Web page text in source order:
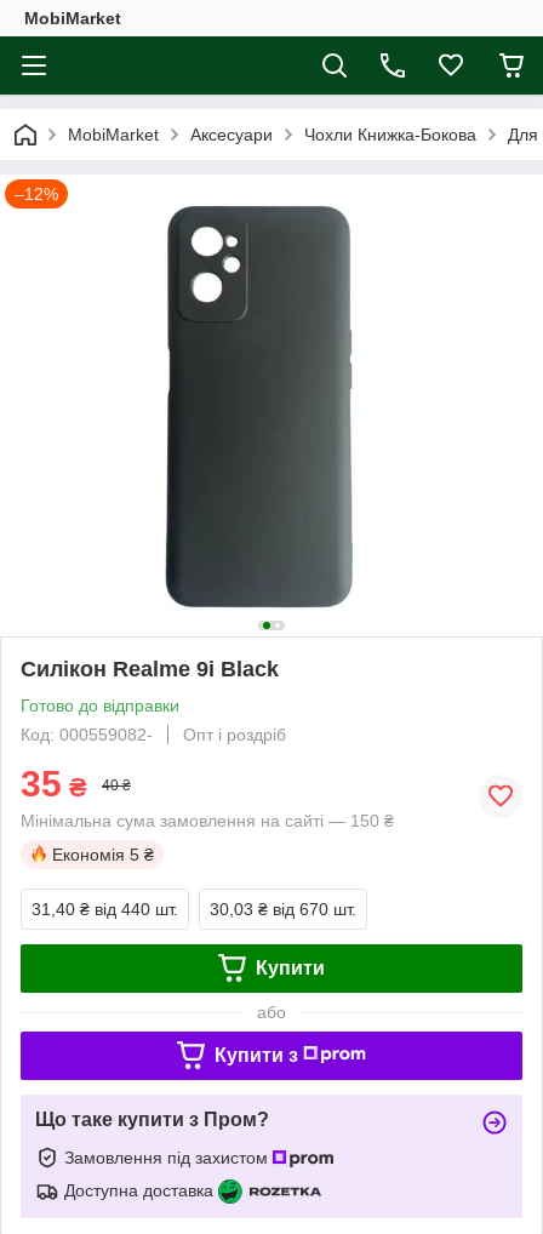
MobiMarket
MobiMarket Аксесуари Чохли Книжка-Бокова Для
–12%
Силікон Realme 9i Black
Готово до відправки
Код: 000559082-
Опт і роздріб
35 ₴ 40 ₴
Мінімальна сума замовлення на сайті — 150 ₴
Економія 5 ₴
31,40 ₴ від 440 шт. 30,03 ₴ від 670 шт.
Купити
або
Купити з
Що таке купити з Пром?
Замовлення під захистом
Доступна доставка